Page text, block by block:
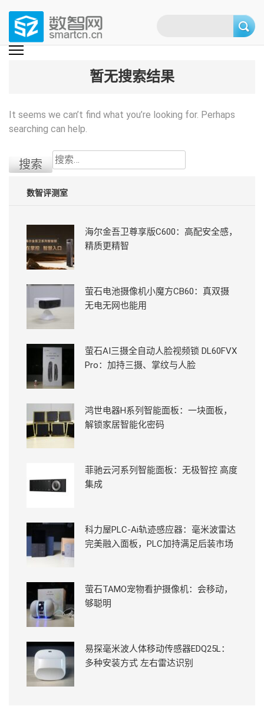
content
(Press
数智网
智能家居第一资讯门户 | 智能家居系统，智能家居产品，智能家居解决方
暂无搜索结果
It seems we can’t find what you’re looking for. Perhaps
searching can help.
搜
索：
数智评测室
海尔金吾卫尊享版C600：高配安全感，
精质更精智
萤石电池摄像机小魔方CB60：真双摄
无电无网也能用
萤石AI三摄全自动人脸视频锁 DL60FVX
Pro：加持三摄、掌纹与人脸
鸿世电器H系列智能面板：一块面板，
解锁家居智能化密码
菲驰云河系列智能面板：无极智控 高度
集成
科力屋PLC-Ai轨迹感应器：毫米波雷达
完美融入面板，PLC加持满足后装市场
萤石TAMO宠物看护摄像机：会移动，
够聪明
易探毫米波人体移动传感器EDQ25L：
多种安装方式 左右雷达识别